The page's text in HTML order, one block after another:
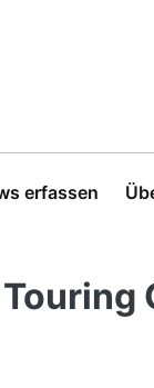
erfassen